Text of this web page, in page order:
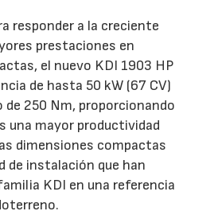
responder a la creciente
prestaciones en
el nuevo KDI 1903 HP
de hasta 50 kW (67 CV)
de 250 Nm, proporcionando
una mayor productividad
dimensiones compactas
de instalación que han
KDI en una referencia